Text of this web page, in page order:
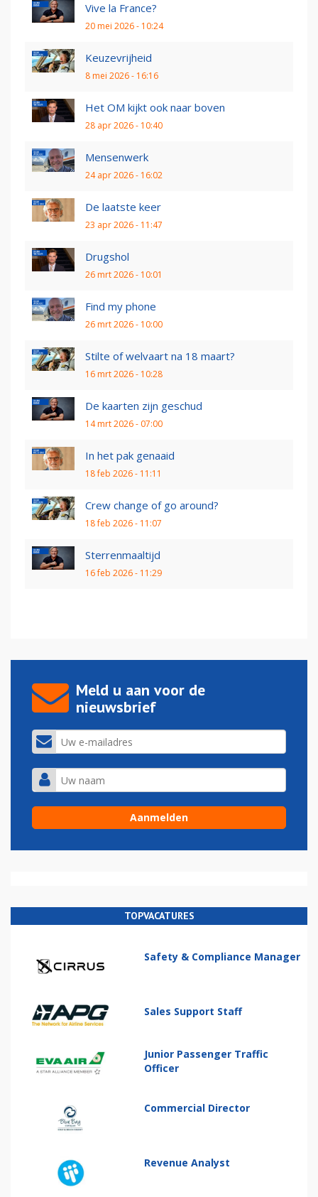
Vive la France?
20 mei 2026 - 10:24
Keuzevrijheid
8 mei 2026 - 16:16
Het OM kijkt ook naar boven
28 apr 2026 - 10:40
Mensenwerk
24 apr 2026 - 16:02
De laatste keer
23 apr 2026 - 11:47
Drugshol
26 mrt 2026 - 10:01
Find my phone
26 mrt 2026 - 10:00
Stilte of welvaart na 18 maart?
16 mrt 2026 - 10:28
De kaarten zijn geschud
14 mrt 2026 - 07:00
In het pak genaaid
18 feb 2026 - 11:11
Crew change of go around?
18 feb 2026 - 11:07
Sterrenmaaltijd
16 feb 2026 - 11:29
Meld u aan voor de
nieuwsbrief
TOPVACATURES
Safety & Compliance Manager
Sales Support Staff
Junior Passenger Traffic
Officer
Commercial Director
Revenue Analyst